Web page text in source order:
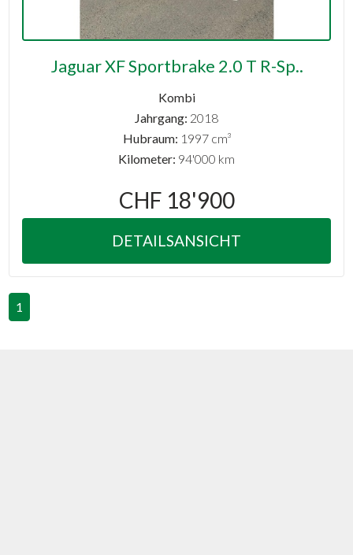
Jaguar XF Sportbrake 2.0 T R-Sp..
Kombi
Jahrgang: 2018
Hubraum: 1997 cm³
Kilometer: 94'000 km
CHF 18'900
DETAILSANSICHT
1